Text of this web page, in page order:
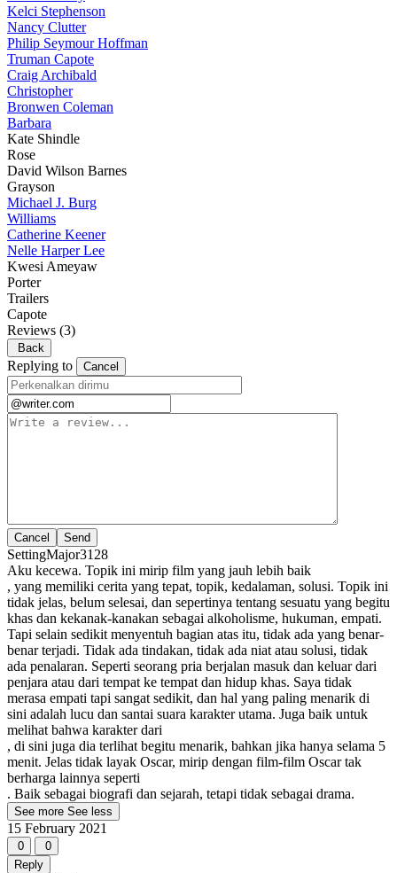
Kelci Stephenson
Nancy Clutter
Philip Seymour Hoffman
Truman Capote
Craig Archibald
Christopher
Bronwen Coleman
Barbara
Kate Shindle
Rose
David Wilson Barnes
Grayson
Michael J. Burg
Williams
Catherine Keener
Nelle Harper Lee
Kwesi Ameyaw
Porter
Trailers
Capote
Reviews (3)
Back
Replying to Cancel
Cancel
SettingMajor3128
Aku kecewa. Topik ini mirip film yang jauh lebih baik
, yang memiliki cerita yang tepat, topik, kedalaman, solusi. Topik ini
tidak jelas, belum selesai, dan sepertinya tentang sesuatu yang begitu
khas dan kekanak-kanakan sebagai alkoholisme, hukuman, empati.
Tapi selain sedikit menyentuh bagian atas itu, tidak ada yang benar-
benar terjadi. Tidak ada tindakan, tidak ada niat atau solusi, tidak
ada penalaran. Seperti seorang pria berjalan masuk dan keluar dari
penjara atau dari tempat ke tempat dan hidup khas. Saya tidak
merasa empati tapi sangat sedikit, dan hal yang paling menarik di
sini adalah lucu dan santai suara karakter utama. Juga baik untuk
melihat bahwa karakter dari
, di sini juga dia terlihat begitu menarik, bahkan jika hanya selama 5
menit. Jelas tidak layak Oscar, mirip dengan film-film Oscar tak
berharga lainnya seperti
. Baik sebagai biografi dan sejarah, tetapi tidak sebagai drama.
See more See less
15 February 2021
0
0
Reply